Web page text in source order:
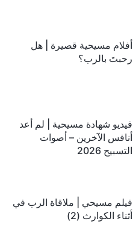
أفلام مسيحية قصيرة | هل
رحبتَ بالرب؟
فيديو شهادة مسيحية | لم أعد
أنافس الآخرين – أصوات
التسبيح 2026
فيلم مسيحي | ملاقاة الرب في
أثناء الكوارث (2)